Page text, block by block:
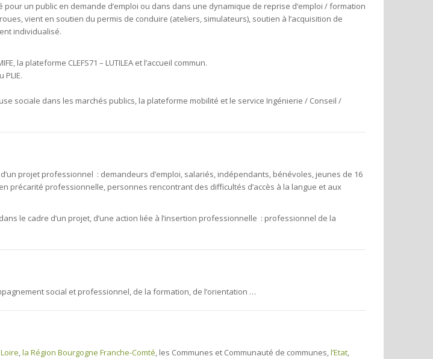
un public en demande d’emploi ou dans dans une dynamique de reprise d’emploi / formation
vient en soutien du permis de conduire (ateliers, simulateurs), soutien à l’acquisition de
individualisé.
la plateforme CLEFS71 – LUTILEA et l’accueil commun.
PLIE.
sociale dans les marchés publics, la plateforme mobilité et le service Ingénierie / Conseil /
projet professionnel : demandeurs d’emploi, salariés, indépendants, bénévoles, jeunes de 16
précarité professionnelle, personnes rencontrant des difficultés d’accès à la langue et aux
le cadre d’un projet, d’une action liée à l’insertion professionnelle : professionnel de la
social et professionnel, de la formation, de l’orientation …
,la Région Bourgogne Franche-Comté, les Communes et Communauté de communes,l’Etat,